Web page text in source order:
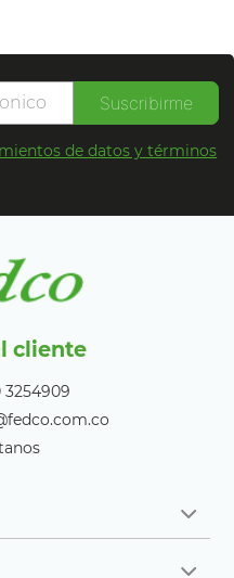
Suscribirme
de datos y términos
cliente
3254909